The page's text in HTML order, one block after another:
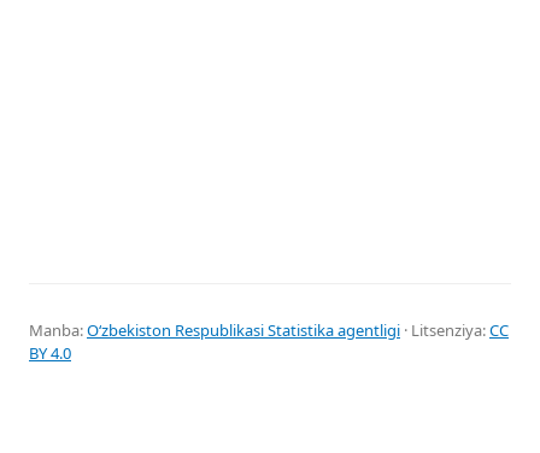
Manba:Oʻzbekiston Respublikasi Statistika agentligi · Litsenziya:CC
BY 4.0